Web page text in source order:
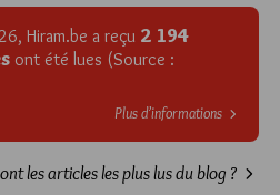
Hiram.be a reçu 2 194
ont été lues (Source :
Plus d’informations
les articles les plus lus du blog ?